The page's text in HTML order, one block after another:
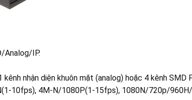
Analog/IP.
nhận diện khuôn mặt (analog) hoặc 4 kênh SMD
10fps), 4M-N/1080P(1-15fps), 1080N/720p/